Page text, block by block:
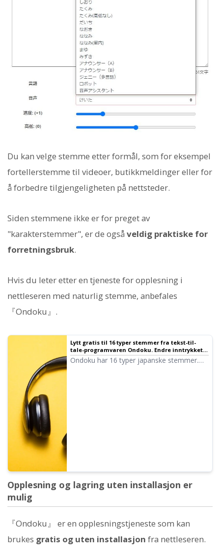
Du kan velge stemme etter formål, som for eksempel
fortellerstemme til videoer, butikkmeldinger eller for
å forbedre tilgjengeligheten på nettsteder.
Siden stemmene ikke er for preget av
"karakterstemmer", er de også veldig praktiske for
forretningsbruk.
Hvis du leter etter en tjeneste for opplesning i
nettleseren med naturlig stemme, anbefales
『Ondoku』.
Lytt gratis til 16 typer stemmer fra tekst-til-
tale-programvaren Ondoku. Endre inntrykket
ved å justere tonehøyde｜Tekst-til-tale-
programvare Ondoku
Ondoku har 16 typer japanske stemmer.
Opplesning og lagring uten installasjon er
mulig
『Ondoku』 er en opplesningstjeneste som kan
brukes gratis og uten installasjon fra nettleseren.